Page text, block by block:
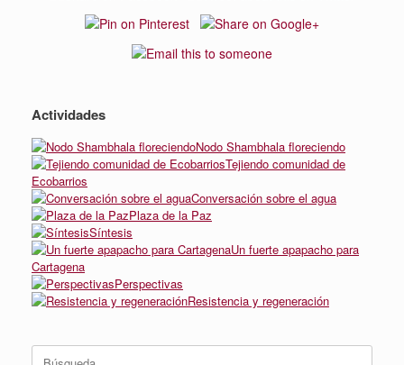
Actividades
Nodo Shambhala floreciendo
Tejiendo comunidad de
Ecobarrios
Conversación sobre el agua
Plaza de la Paz
Síntesis
Un fuerte apapacho para
Cartagena
Perspectivas
Resistencia y regeneración